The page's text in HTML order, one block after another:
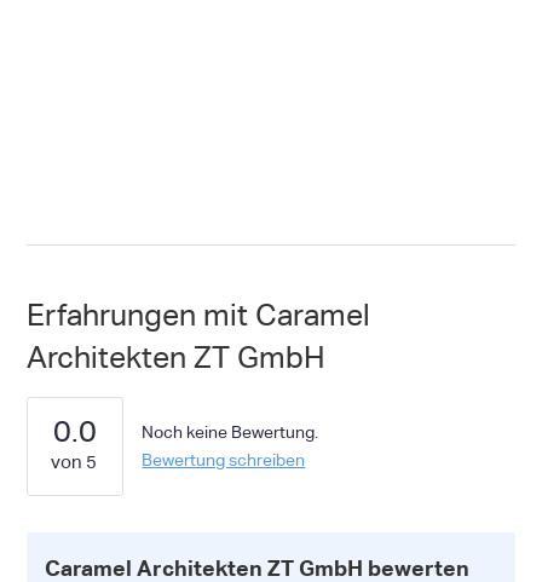
Erfahrungen mit Caramel
Architekten ZT GmbH
0.0
Noch keine Bewertung.
Bewertung schreiben
Caramel Architekten ZT GmbH bewerten